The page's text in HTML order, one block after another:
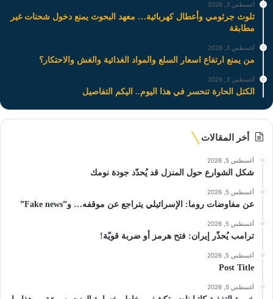
أغسطس 3, 2026
تلوث جرثومي وأعطال كهربائية… معهد البحوث يمنع دخول شحنات غير
مطابقة
أغسطس 3, 2026
من يمنع ارتفاع اسعار السلع والمواد الغذائية والغش والاحتكار؟
أغسطس 3, 2026
الكتل الحارة تنحسر في هذا اليوم.. اليكم التفاصيل
أخر المقالات
أغسطس 5, 2026
شكل الشوارع حول المنزل قد يُحدّد جودة نومك
أغسطس 5, 2026
عن مفاوضات روما: الإسرائيلي يتراجع عن موقفه… و”Fake news”
أغسطس 5, 2026
ترامب يُحذّر إيران: فتح هرمز أو ضربة قويّة!
أغسطس 5, 2026
Post Title
أغسطس 5, 2026